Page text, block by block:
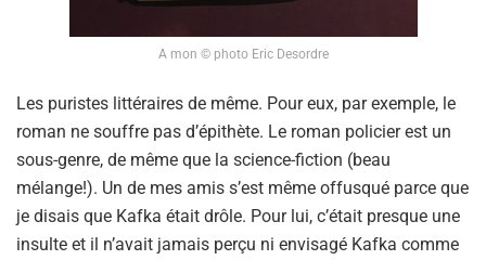
A mon © photo Eric Desordre
Les puristes littéraires de même. Pour eux, par exemple, le
roman ne souffre pas d’épithète. Le roman policier est un
sous-genre, de même que la science-fiction (beau
mélange!). Un de mes amis s’est même offusqué parce que
je disais que Kafka était drôle. Pour lui, c’était presque une
insulte et il n’avait jamais perçu ni envisagé Kafka comme